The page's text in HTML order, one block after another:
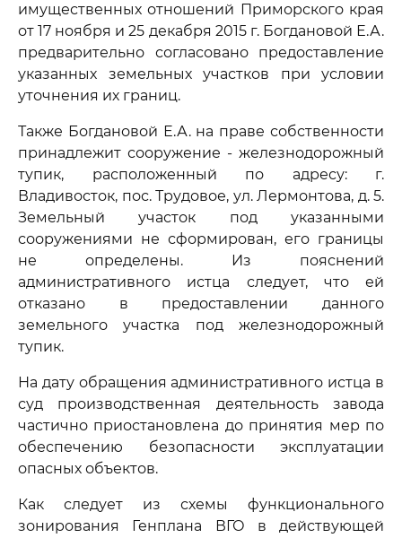
имущественных отношений Приморского края
от 17 ноября и 25 декабря 2015 г. Богдановой Е.А.
предварительно согласовано предоставление
указанных земельных участков при условии
уточнения их границ.
Также Богдановой Е.А. на праве собственности
принадлежит сооружение - железнодорожный
тупик, расположенный по адресу: г.
Владивосток, пос. Трудовое, ул. Лермонтова, д. 5.
Земельный участок под указанными
сооружениями не сформирован, его границы
не определены. Из пояснений
административного истца следует, что ей
отказано в предоставлении данного
земельного участка под железнодорожный
тупик.
На дату обращения административного истца в
суд производственная деятельность завода
частично приостановлена до принятия мер по
обеспечению безопасности эксплуатации
опасных объектов.
Как следует из схемы функционального
зонирования Генплана ВГО в действующей